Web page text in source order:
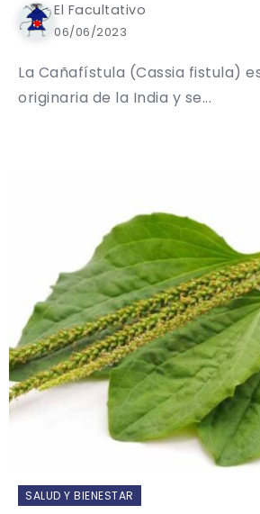
El Facultativo
06/06/2023
La Cañafístula (Cassia fistula)
originaria de la India y se...
SALUD Y BIENESTAR